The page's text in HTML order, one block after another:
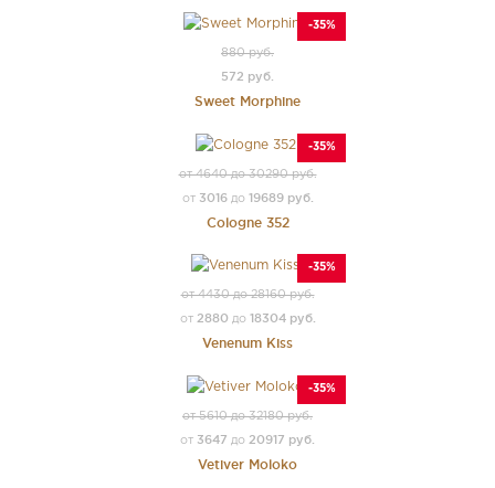
-35%
880 руб.
572 руб.
Sweet Morphine
-35%
от 4640 до 30290 руб.
от 3016до 19689 руб.
Cologne 352
-35%
от 4430 до 28160 руб.
от 2880 до 18304 руб.
Venenum Kiss
-35%
от 5610 до 32180 руб.
от 3647 до 20917 руб.
Vetiver Moloko